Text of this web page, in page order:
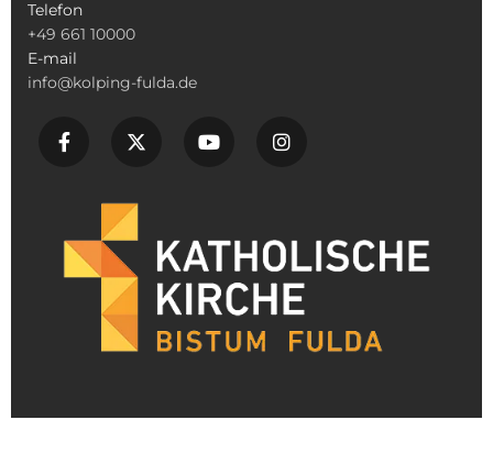
Telefon
+49 661 10000
E-mail
info@kolping-fulda.de